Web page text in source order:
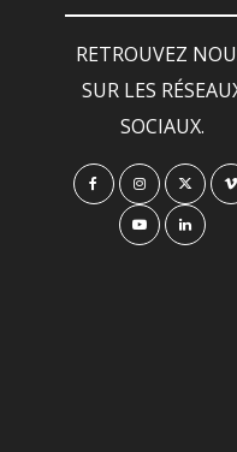
RETROUVEZ
SUR LES
SOCIAUX.